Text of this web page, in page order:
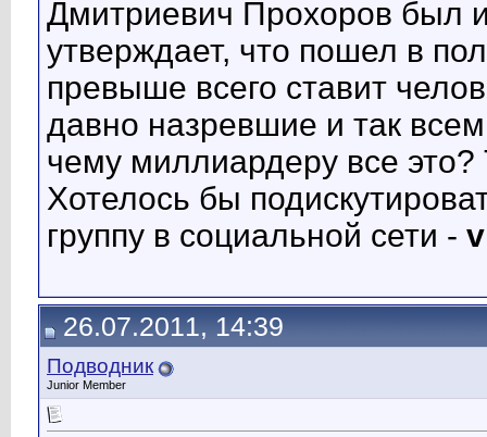
Дмитриевич Прохоров был
утверждает, что пошел в
превыше всего ставит
давно назревшие и так
чему миллиардеру все
Хотелось бы
группу в социальной сети -
26.07.2011, 14:39
Подводник
Junior Member